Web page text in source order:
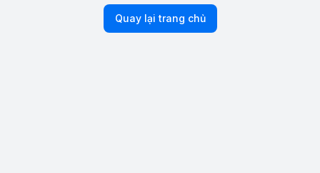
Quay lại trang chủ